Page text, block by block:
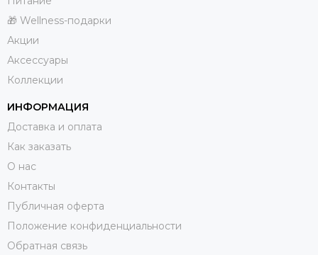
🎁 Wellness-подарки
Акции
Аксессуары
Коллекции
ИНФОРМАЦИЯ
Доставка и оплата
Как заказать
О нас
Контакты
Публичная оферта
Положение конфиденциальности
Обратная связь